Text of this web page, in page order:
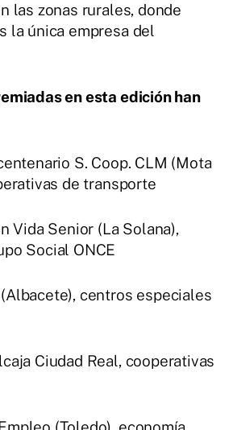
las zonas rurales, donde
la única empresa del
en esta edición han
S. Coop. CLM (Mota
de transporte
Vida Senior (La Solana),
Social ONCE
centros especiales
Ciudad Real, cooperativas